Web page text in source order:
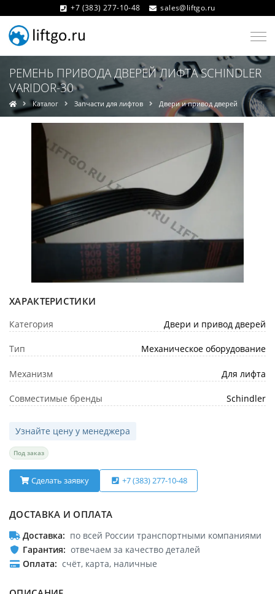
+7 (383) 277-10-48 sales@liftgo.ru
РЕМЕНЬ ПРИВОДА ДВЕРЕЙ ЛИФТА SCHINDLER
VARIDOR-30
Каталог Запчасти для лифтов Двери и привод дверей
ХАРАКТЕРИСТИКИ
Категория Двери и привод дверей
Тип Механическое оборудование
Механизм Для лифта
Совместимые бренды Schindler
Узнайте цену у менеджера
Под заказ
Сделать заявку +7 (383) 277-10-48
ДОСТАВКА И ОПЛАТА
Доставка
по всей России транспортными компаниями
Гарантия
отвечаем за качество деталей
Оплата
счёт, карта, наличные